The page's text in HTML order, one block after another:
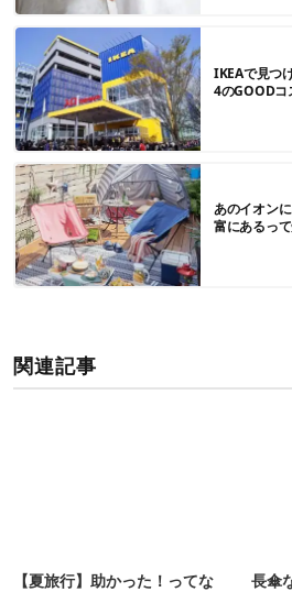
IKEAで見つ
4のGOODコ
あのイオン
富にあるっ
関連記事
【夏旅行】助かった！ってな
長傘